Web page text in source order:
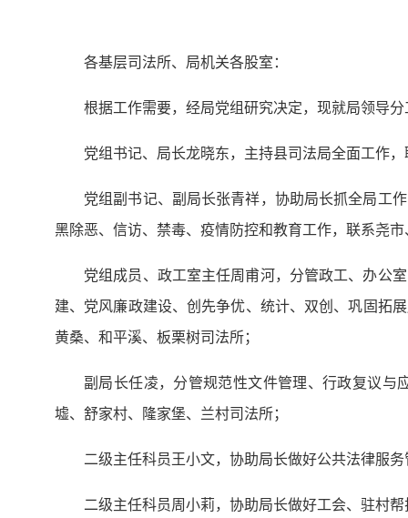
各基层司法所、局机关各股室：
根据工作需要，经局党组研究决定，现就局领导
党组书记、局长龙晓东，主持县司法局全面工作
党组副书记、副局长张青祥，协助局长抓全局工
黑除恶、信访、禁毒、疫情防控和教育工作，联系尧
党组成员、政工室主任周甫河，分管政工、办公
建、党风廉政建设、创先争优、统计、双创、巩固拓
黄桑、和平溪、板栗树司法所；
副局长任凌，分管规范性文件管理、行政复议
墟、舒家村、隆家堡、兰村司法所；
二级主任科员王小文，协助局长做好公共法律服
二级主任科员周小莉，协助局长做好工会、驻村